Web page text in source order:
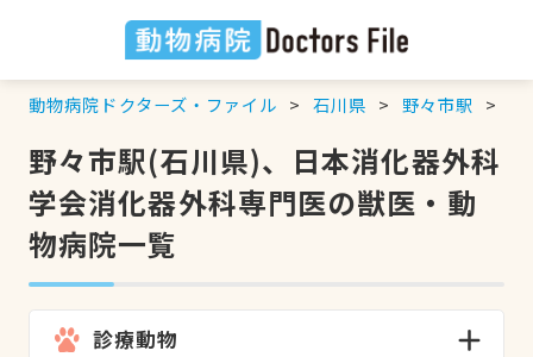
動物病院ドクターズ・ファイル 石川県 野々市駅
野々市駅(石川県)、日本消化器外科
学会消化器外科専門医の獣医・動
物病院一覧
診療動物